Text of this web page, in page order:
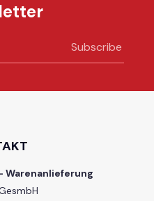
Subscribe
Warenanlieferung